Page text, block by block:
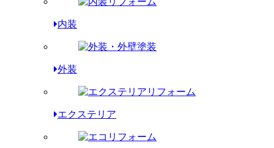
内装
外装
エクステリア